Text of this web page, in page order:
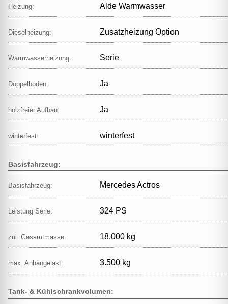
Heizung: Alde Warmwasser
Dieselheizung: Zusatzheizung Option
Warmwasserheizung: Serie
Doppelboden: Ja
holzfreier Aufbau: Ja
winterfest: winterfest
Basisfahrzeug:
Basisfahrzeug: Mercedes Actros
Leistung Serie: 324 PS
zul. Gesamtmasse: 18.000 kg
max. Anhängelast: 3.500 kg
Tank- & Kühlschrankvolumen: